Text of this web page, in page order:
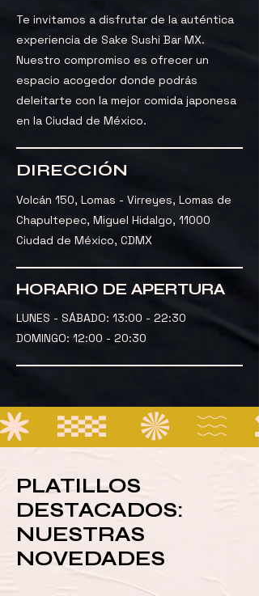
Te invitamos a disfrutar de la auténtica
experiencia de Sake Sushi Bar MX.
Nuestro compromiso es ofrecer un
espacio acogedor donde podrás
deleitarte con la mejor comida japonesa
en la Ciudad de México.
DIRECCIÓN
Volcán 150, Lomas - Virreyes, Lomas de
Chapultepec, Miguel Hidalgo, 11000
Ciudad de México, CDMX
HORARIO DE APERTURA
LUNES - SÁBADO: 13:00 - 22:30
DOMINGO: 12:00 - 20:30
PLATILLOS
DESTACADOS:
NUESTRAS
NOVEDADES